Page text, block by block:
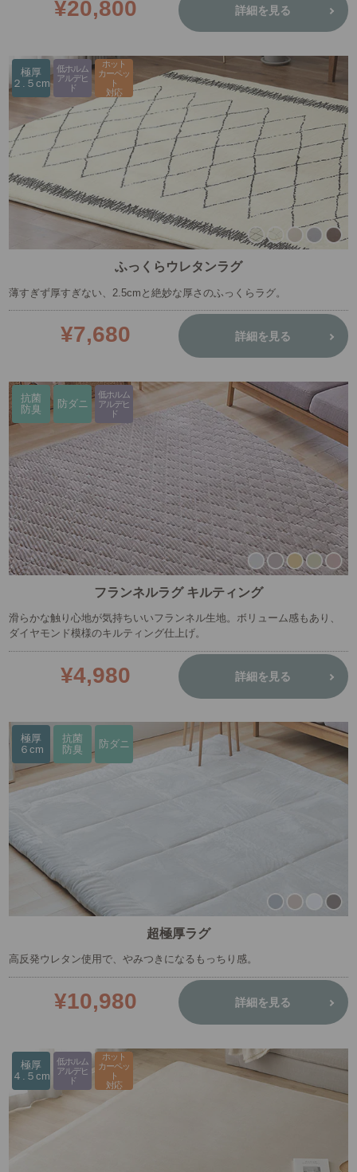
¥20,800 詳細を見る
極厚
２.５cm
低ホルム
アルデヒ
ド
ホット
カーペッ
ト
対応
ふっくらウレタンラグ
薄すぎず厚すぎない、2.5cmと絶妙な厚さのふっくらラグ。
¥7,680 詳細を見る
抗菌
防臭
防ダニ
低ホルム
アルデヒ
ド
フランネルラグ キルティング
滑らかな触り心地が気持ちいいフランネル生地。ボリューム感もあり、
ダイヤモンド模様のキルティング仕上げ。
¥4,980 詳細を見る
極厚
６cm
抗菌
防臭
防ダニ
超極厚ラグ
高反発ウレタン使用で、やみつきになるもっちり感。
¥10,980 詳細を見る
極厚
４.５cm
低ホルム
アルデヒ
ド
ホット
カーペッ
ト
対応